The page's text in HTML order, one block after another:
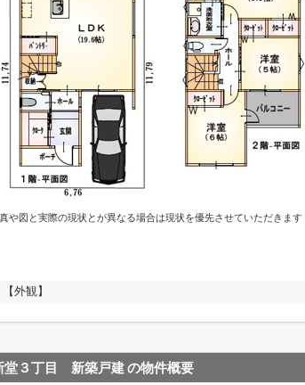
や図と実際の現状とが異なる場合は現状を優先させていただきます
【外観】
堂３丁目 新築戸建の物件概要